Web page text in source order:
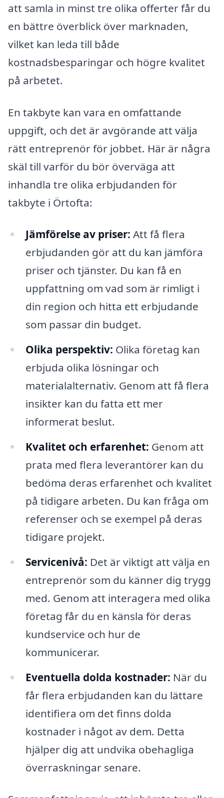
att samla in minst tre olika offerter får du
en bättre överblick över marknaden,
vilket kan leda till både
kostnadsbesparingar och högre kvalitet
på arbetet.
En takbyte kan vara en omfattande
uppgift, och det är avgörande att välja
rätt entreprenör för jobbet. Här är några
skäl till varför du bör överväga att
inhandla tre olika erbjudanden för
takbyte i Örtofta:
Jämförelse av priser: Att få flera
erbjudanden gör att du kan jämföra
priser och tjänster. Du kan få en
uppfattning om vad som är rimligt i
din region och hitta ett erbjudande
som passar din budget.
Olika perspektiv: Olika företag kan
erbjuda olika lösningar och
materialalternativ. Genom att få flera
insikter kan du fatta ett mer
informerat beslut.
Kvalitet och erfarenhet: Genom att
prata med flera leverantörer kan du
bedöma deras erfarenhet och kvalitet
på tidigare arbeten. Du kan fråga om
referenser och se exempel på deras
tidigare projekt.
Servicenivå: Det är viktigt att välja en
entreprenör som du känner dig trygg
med. Genom att interagera med olika
företag får du en känsla för deras
kundservice och hur de
kommunicerar.
Eventuella dolda kostnader: När du
får flera erbjudanden kan du lättare
identifiera om det finns dolda
kostnader i något av dem. Detta
hjälper dig att undvika obehagliga
överraskningar senare.